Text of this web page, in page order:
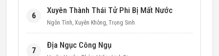
6
Xuyên Thành Thái Tử Phi Bị Mất Nước
Ngôn Tình, Xuyên Không, Trọng Sinh
7
Địa Ngục Công Ngụ